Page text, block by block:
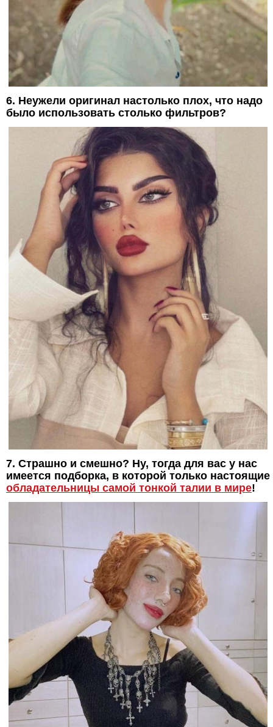
6. Неужели оригинал настолько плох, что надо
было использовать столько фильтров?
7. Страшно и смешно? Ну, тогда для вас у нас
имеется подборка, в которой только настоящие
обладательницы самой тонкой талии в мире!